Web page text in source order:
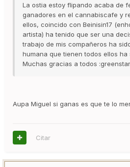
La ostia estoy flipando acaba de
ganadores en el cannabiscafe y
ellos, coincido con Beinisin17
artista) ha tenido que ser una
trabajo de mis compañeros ha
humana que tienen todos ellos ha
Muchas gracias a todos
Aupa Miguel si ganas es que te lo
Citar